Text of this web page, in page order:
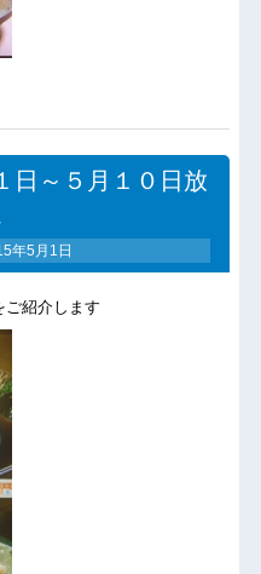
～５月１０日放
年5月1日
ご紹介します